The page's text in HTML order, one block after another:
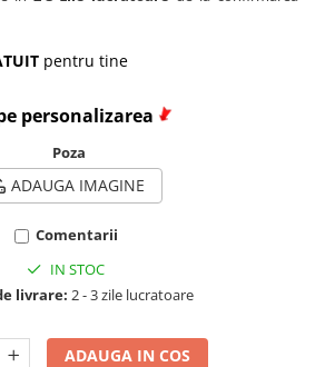
pentru tine
personalizarea
Poza
ADAUGA IMAGINE
Comentarii
IN STOC
livrare: 2 - 3 zile lucratoare
ADAUGA IN COS